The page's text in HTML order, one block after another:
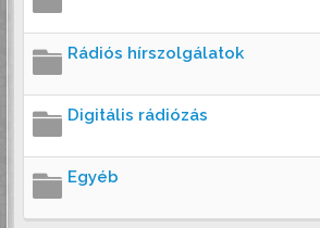
Rádiós hírszolgálatok
Digitális rádiózás
Egyéb